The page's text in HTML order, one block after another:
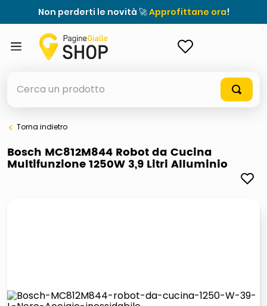
Non perderti le novità 🚀Approfittane ora!
elenchi telefonici
orologio parete
italia independent occhiali sole 0703 thin rotondo sun
Torna indietro
Bosch MC812M844 Robot da Cucina
Multifunzione 1250W 3,9 Litri Alluminio